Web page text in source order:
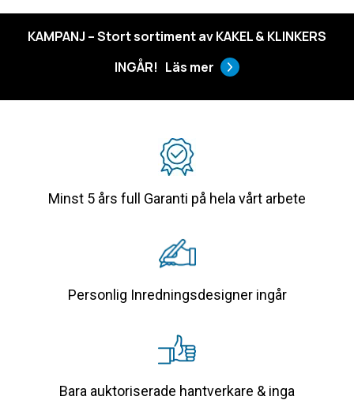
KAMPANJ – Stort sortiment av KAKEL & KLINKERS
INGÅR! Läs mer
Minst 5 års full Garanti på hela vårt arbete
Personlig Inredningsdesigner ingår
Bara auktoriserade hantverkare & inga